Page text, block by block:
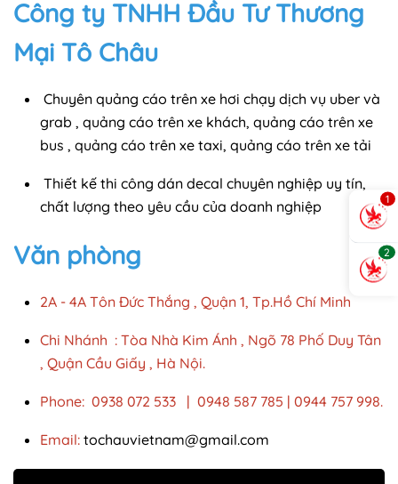
Công ty TNHH Đầu Tư Thương
Mại Tô Châu
Chuyên quảng cáo trên xe hơi chạy dịch vụ uber và
grab , quảng cáo trên xe khách, quảng cáo trên xe
bus , quảng cáo trên xe taxi, quảng cáo trên xe tải
Thiết kế thi công dán decal chuyên nghiệp uy tín,
chất lượng theo yêu cầu của doanh nghiệp
Văn phòng
2A - 4A Tôn Đức Thắng , Quận 1, Tp.Hồ Chí Minh
Chi Nhánh : Tòa Nhà Kim Ánh , Ngõ 78 Phố Duy Tân
, Quận Cầu Giấy , Hà Nội.
Phone: 0938 072 533 | 0948 587 785 | 0944 757 998.
Email: tochauvietnam@gmail.com
1
2